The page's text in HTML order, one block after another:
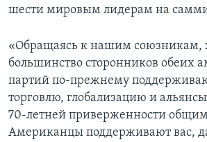
шести мировым лидерам на
«Обращаясь к нашим союзникам,
большинство сторонников обеих
партий по-прежнему
торговлю, глобализацию и
70-летней приверженности
Американцы поддерживают вас,